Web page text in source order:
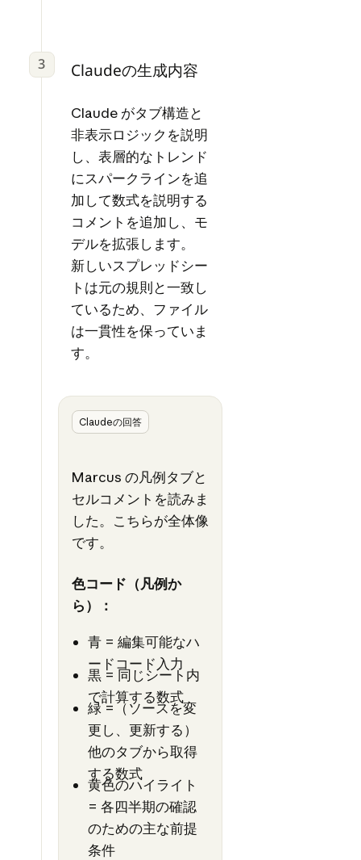
3 Claudeの生成内容
Claude がタブ構造と
非表示ロジックを説明
し、表層的なトレンド
にスパークラインを追
加して数式を説明する
コメントを追加し、モ
デルを拡張します。
新しいスプレッドシー
トは元の規則と一致し
ているため、ファイル
は一貫性を保っていま
す。
Claudeの回答
Marcus の凡例タブと
セルコメントを読みま
した。こちらが全体像
です。
色コード（凡例か
ら）：
青 = 編集可能なハ
ードコード入力
黒 = 同じシート内
で計算する数式
緑 =（ソースを変
更し、更新する）
他のタブから取得
する数式
黄色のハイライト
= 各四半期の確認
のための主な前提
条件